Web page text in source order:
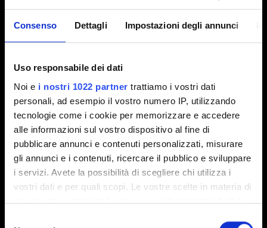
Consenso Dettagli Impostazioni degli annunci
Uso responsabile dei dati
Noi e i nostri 1022 partner trattiamo i vostri dati
personali, ad esempio il vostro numero IP, utilizzando
tecnologie come i cookie per memorizzare e accedere
alle informazioni sul vostro dispositivo al fine di
pubblicare annunci e contenuti personalizzati, misurare
gli annunci e i contenuti, ricercare il pubblico e sviluppare
i servizi. Avete la possibilità di scegliere chi utilizza i
vostri dati e per quali scopi. Le vostre scelte in materia di
privacy sono applicabili solo su questa proprietà digitale
Altra
Email (attento agli errori!)
Breve descrizione del problema